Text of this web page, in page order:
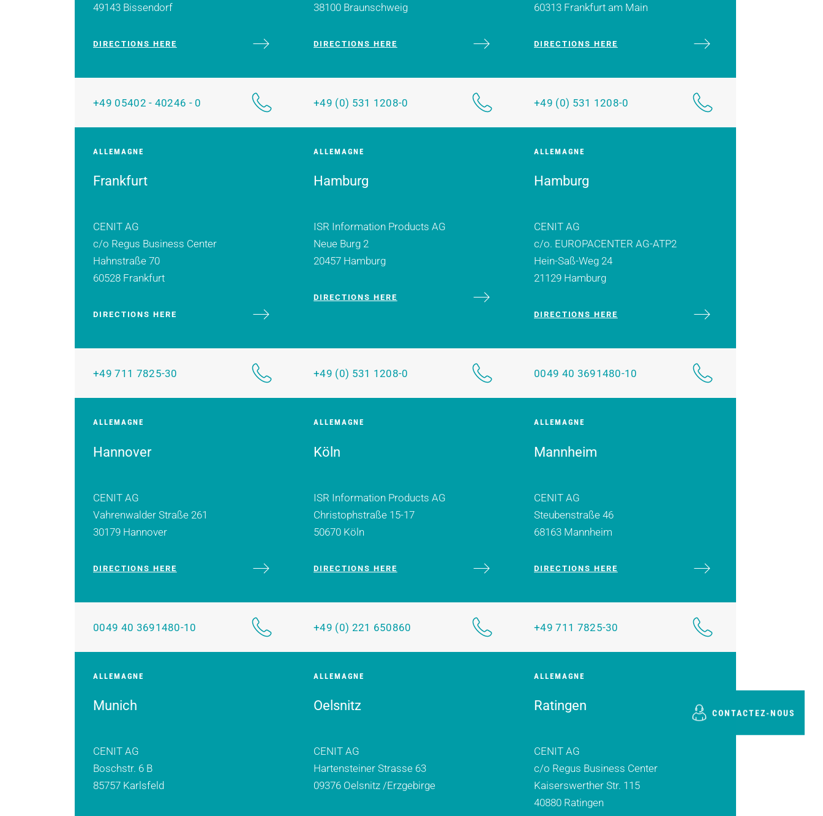
CONTACTEZ-NOUS
49143 Bissendorf
DIRECTIONS HERE
+49 05402 - 40246 - 0
38100 Braunschweig
DIRECTIONS HERE
+49 (0) 531 1208-0
60313 Frankfurt am Main
DIRECTIONS HERE
+49 (0) 531 1208-0
ALLEMAGNE
Frankfurt
CENIT AG
c/o Regus Business Center
Hahnstraße 70
60528 Frankfurt
DIRECTIONS HERE
+49 711 7825-30
ALLEMAGNE
Hamburg
ISR Information Products AG
Neue Burg 2
20457 Hamburg
DIRECTIONS HERE
+49 (0) 531 1208-0
ALLEMAGNE
Hamburg
CENIT AG
c/o. EUROPACENTER AG-ATP2
Hein-Saß-Weg 24
21129 Hamburg
DIRECTIONS HERE
0049 40 3691480-10
ALLEMAGNE
Hannover
CENIT AG
Vahrenwalder Straße 261
30179 Hannover
DIRECTIONS HERE
0049 40 3691480-10
ALLEMAGNE
Köln
ISR Information Products AG
Christophstraße 15-17
50670 Köln
DIRECTIONS HERE
+49 (0) 221 650860
ALLEMAGNE
Mannheim
CENIT AG
Steubenstraße 46
68163 Mannheim
DIRECTIONS HERE
+49 711 7825-30
ALLEMAGNE
Munich
CENIT AG
Boschstr. 6 B
85757 Karlsfeld
ALLEMAGNE
Oelsnitz
CENIT AG
Hartensteiner Strasse 63
09376 Oelsnitz /Erzgebirge
ALLEMAGNE
Ratingen
CENIT AG
c/o Regus Business Center
Kaiserswerther Str. 115
40880 Ratingen